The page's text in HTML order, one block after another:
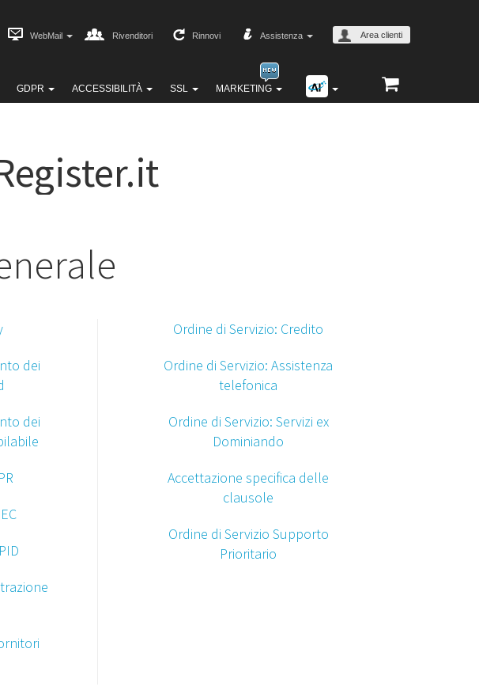
GDPR ACCESSIBILITÀ SSL MARKETING
WebMail Rivenditori Rinnovi Assistenza Area clienti
dei
dei
Ordine di Servizio: Credito
Ordine di Servizio: Assistenza
telefonica
Ordine di Servizio: Servizi ex
Dominiando
Accettazione specifica delle
clausole
Ordine di Servizio Supporto
Prioritario